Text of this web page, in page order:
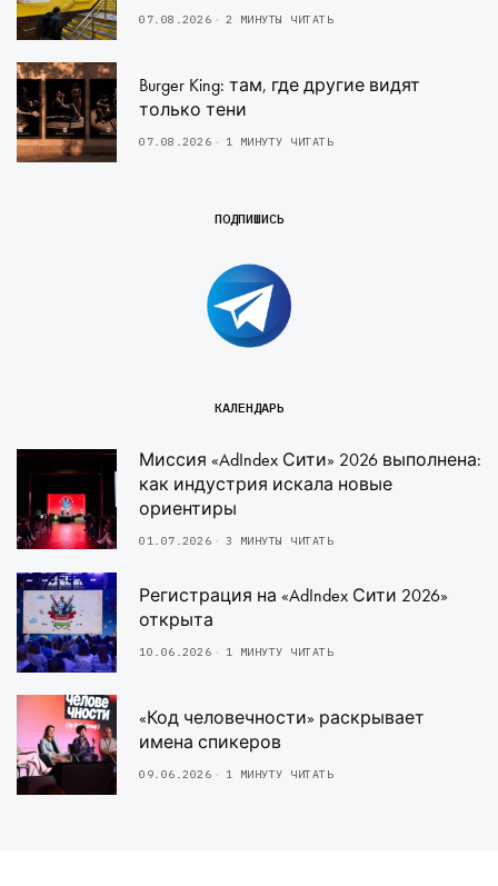
07.08.2026 2 МИНУТЫ ЧИТАТЬ
Burger King: там, где другие видят
только тени
07.08.2026 1 МИНУТУ ЧИТАТЬ
ПОДПИШИСЬ
КАЛЕНДАРЬ
Миссия «AdIndex Сити» 2026 выполнена:
как индустрия искала новые
ориентиры
01.07.2026 3 МИНУТЫ ЧИТАТЬ
Регистрация на «AdIndex Сити 2026»
открыта
10.06.2026 1 МИНУТУ ЧИТАТЬ
«Код человечности» раскрывает
имена спикеров
09.06.2026 1 МИНУТУ ЧИТАТЬ